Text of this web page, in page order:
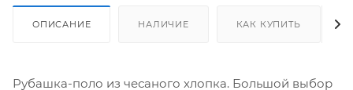
ОПИСАНИЕ НАЛИЧИЕ КАК КУПИТЬ
Рубашка-поло из чесаного хлопка. Большой выбор